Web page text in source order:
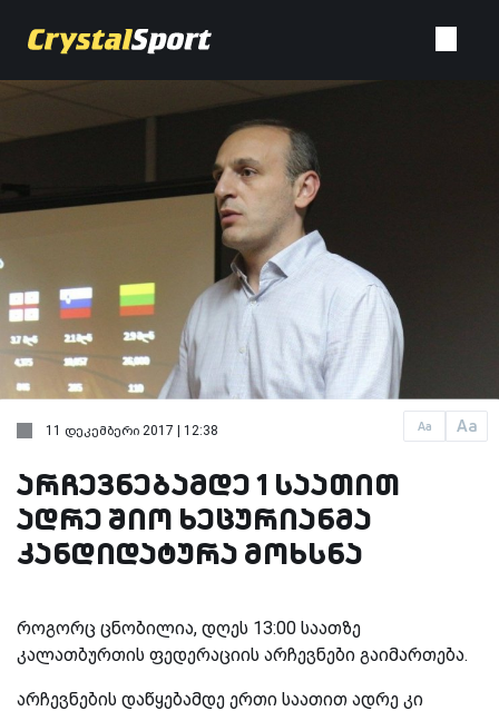
Aa Aa
11 დეკემბერი 2017 | 12:38
არჩევნებამდე 1 საათით
ადრე შიო ხეცურიანმა
კანდიდატურა მოხსნა
როგორც ცნობილია, დღეს 13:00 საათზე
კალათბურთის ფედერაციის არჩევნები გაიმართება.
არჩევნების დაწყებამდე ერთი საათით ადრე კი